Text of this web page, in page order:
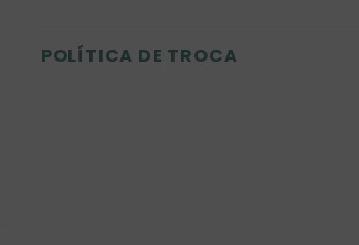
POLÍTICA DE TROCA